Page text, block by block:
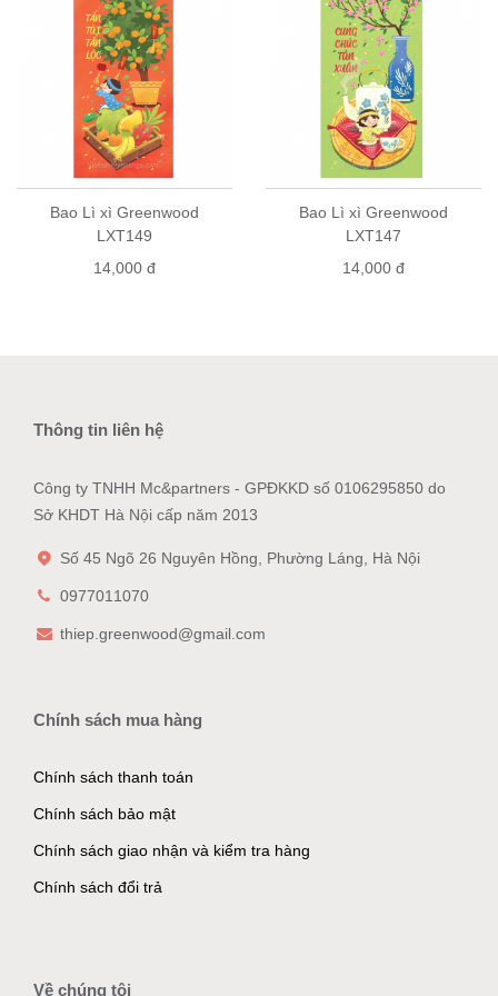
Bao Lì xì Greenwood
LXT149
14,000 đ
Bao Lì xì Greenwood
LXT147
14,000 đ
Thông tin liên hệ
Công ty TNHH Mc&partners - GPĐKKD số 0106295850 do
Sở KHDT Hà Nội cấp năm 2013
Số 45 Ngõ 26 Nguyên Hồng, Phường Láng, Hà Nội
0977011070
thiep.greenwood@gmail.com
Chính sách mua hàng
Chính sách thanh toán
Chính sách bảo mật
Chính sách giao nhận và kiểm tra hàng
Chính sách đổi trả
Về chúng tôi